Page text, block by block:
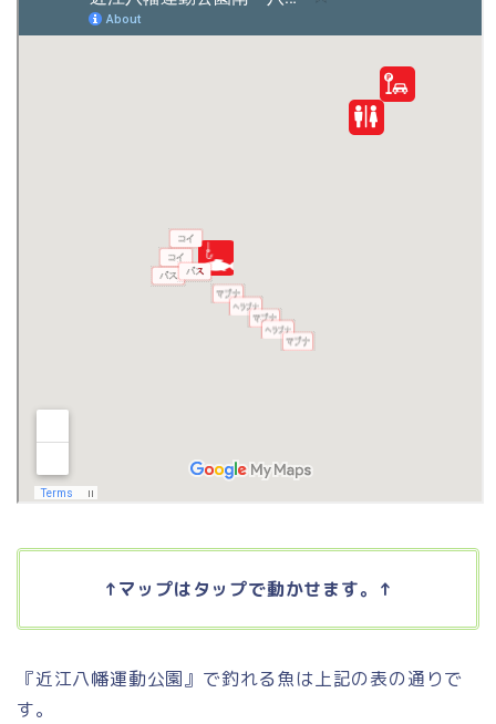
↑マップはタップで動かせます。↑
『近江八幡運動公園』で釣れる魚は上記の表の通りで
す。